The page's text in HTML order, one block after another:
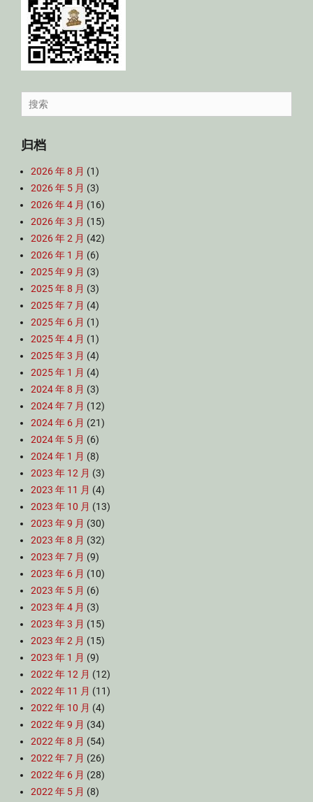
Search
for:
归档
2026 年 8 月 (1)
2026 年 5 月 (3)
2026 年 4 月 (16)
2026 年 3 月 (15)
2026 年 2 月 (42)
2026 年 1 月 (6)
2025 年 9 月 (3)
2025 年 8 月 (3)
2025 年 7 月 (4)
2025 年 6 月 (1)
2025 年 4 月 (1)
2025 年 3 月 (4)
2025 年 1 月 (4)
2024 年 8 月 (3)
2024 年 7 月 (12)
2024 年 6 月 (21)
2024 年 5 月 (6)
2024 年 1 月 (8)
2023 年 12 月 (3)
2023 年 11 月 (4)
2023 年 10 月 (13)
2023 年 9 月 (30)
2023 年 8 月 (32)
2023 年 7 月 (9)
2023 年 6 月 (10)
2023 年 5 月 (6)
2023 年 4 月 (3)
2023 年 3 月 (15)
2023 年 2 月 (15)
2023 年 1 月 (9)
2022 年 12 月 (12)
2022 年 11 月 (11)
2022 年 10 月 (4)
2022 年 9 月 (34)
2022 年 8 月 (54)
2022 年 7 月 (26)
2022 年 6 月 (28)
2022 年 5 月 (8)